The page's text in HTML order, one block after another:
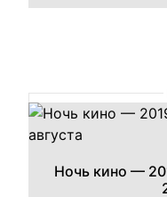
Ночь кино —